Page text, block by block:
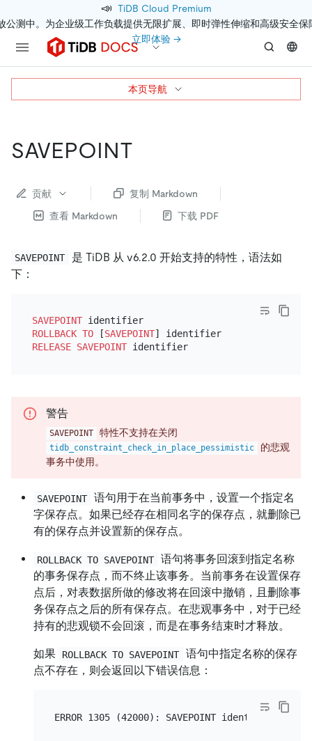
📣 TiDB Cloud Premium
公测中。为企业级工作负载提供无限扩展、即时弹性伸缩和高级安全保
立即体验 →
SAVEPOINT
贡献
复制 Markdown
查看 Markdown
下载 PDF
SAVEPOINT
是 TiDB 从 v6.2.0 开始支持的特性，语法如
下：
SAVEPOINT
identifier
ROLLBACK TO [SAVEPOINT
] identifier
RELEASE SAVEPOINT identifier
警告
SAVEPOINT 特性不支持在关闭
tidb_constraint_check_in_place_pessimistic
的悲观
事务中使用。
SAVEPOINT 语句用于在当前事务中，设置一个指定名
字保存点。如果已经存在相同名字的保存点，就删除已
有的保存点并设置新的保存点。
ROLLBACK TO SAVEPOINT 语句将事务回滚到指定名称
的事务保存点，而不终止该事务。当前事务在设置保存
点后，对表数据所做的修改将在回滚中撤销，且删除事
务保存点之后的所有保存点。在悲观事务中，对于已经
持有的悲观锁不会回滚，而是在事务结束时才释放。
如果 ROLLBACK TO SAVEPOINT 语句中指定名称的保存
点不存在，则会返回以下错误信息：
本页导航